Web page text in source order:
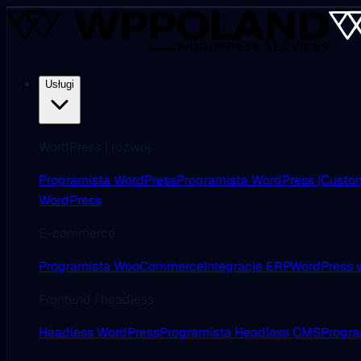
Usługi
Programista WordPressProgramista WordPress
WordPress
Programista WooCommerceIntegracje ERPWordPress
Headless WordPressProgramista Headless CMS